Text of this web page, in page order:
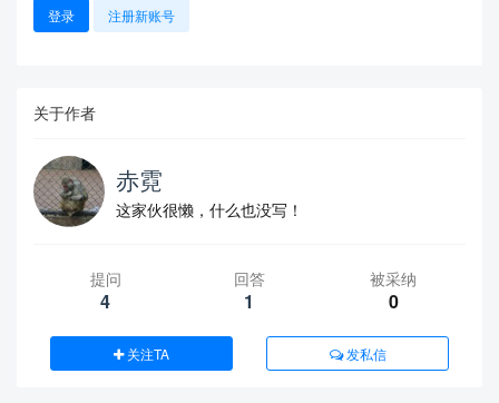
登录 注册新账号
关于作者
赤霓
这家伙很懒，什么也没写！
提问
4
回答
1
被采纳
0
关注TA 发私信